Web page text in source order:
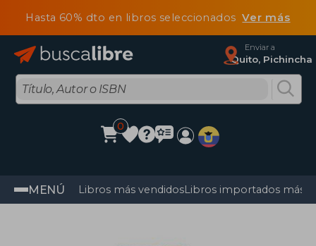
Hasta 60% dto en libros seleccionadosVer más
Enviar a
Quito, Pichincha
0
MENÚ Libros más vendidosLibros importados más